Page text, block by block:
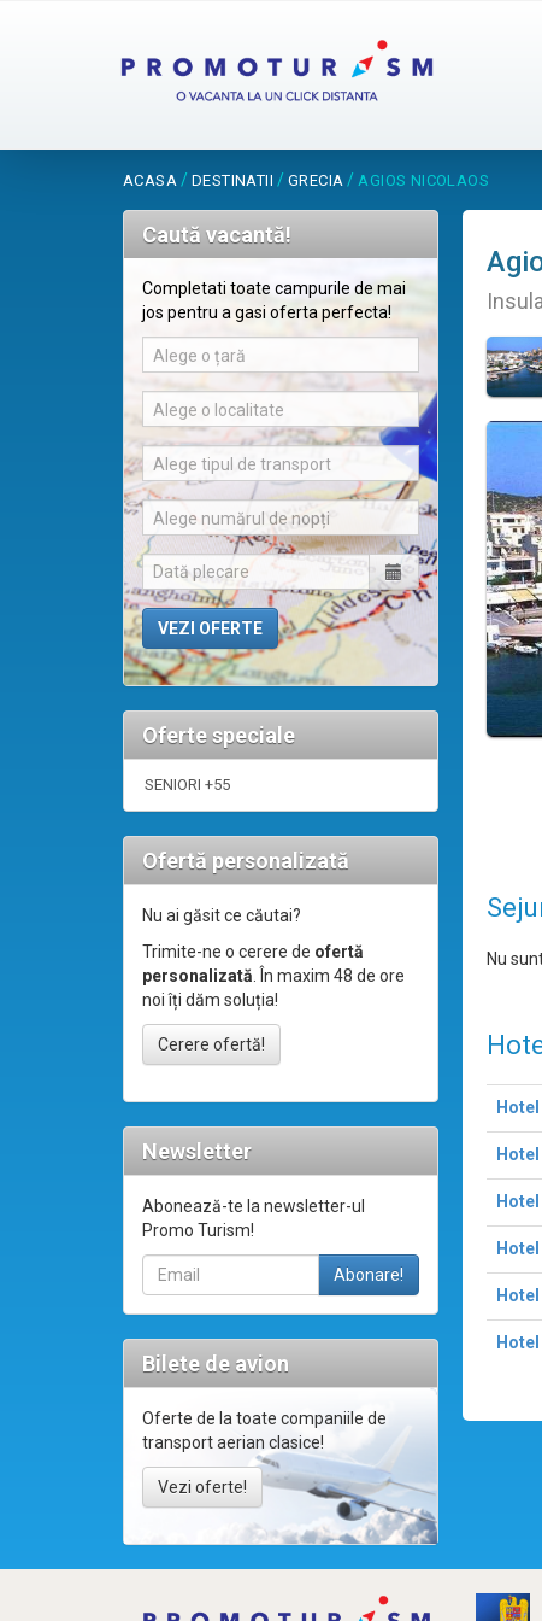
ACASA / DESTINATII / GRECIA /AGIOS NICOLAOS
Caută vacantă!
Completati toate campurile de mai
jos pentru a gasi oferta perfecta!
Alege o țară
Alege o localitate
Alege tipul de transport
Alege numărul de nopți
Oferte speciale
SENIORI +55
Ofertă personalizată
Nu ai găsit ce căutai?
Trimite-ne o cerere de ofertă
personalizată. În maxim 48 de ore
noi îți dăm soluția!
Cerere ofertă!
Newsletter
Abonează-te la newsletter-ul
Promo Turism!
Bilete de avion
Oferte de la toate companiile de
transport aerian clasice!
Vezi oferte!
Nu